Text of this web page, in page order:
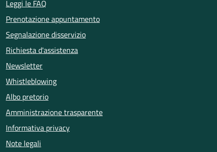
Leggi le FAQ
Prenotazione appuntamento
Segnalazione disservizio
Richiesta d'assistenza
Newsletter
Whistleblowing
Albo pretorio
Amministrazione trasparente
Informativa privacy
Note legali